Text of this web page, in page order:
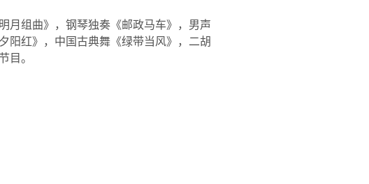
月组曲》，钢琴独奏《邮政马车》，男声
阳红》，中国古典舞《绿带当风》，二胡
目。